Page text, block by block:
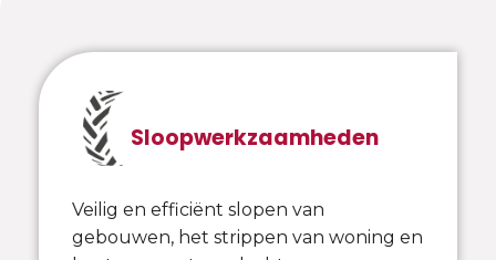
Sloopwerkzaamheden
Veilig en efficiënt slopen van
gebouwen, het strippen van woning en